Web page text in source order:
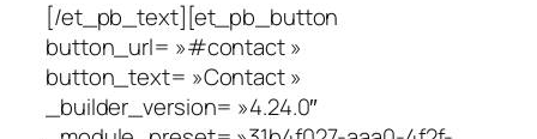
[/et_pb_text][et_pb_button
button_url= »#contact »
button_text= »Contact »
_builder_version= »4.24.0″